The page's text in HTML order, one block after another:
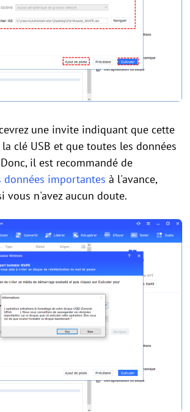
une invite indiquant que cette
clé USB et que toutes les données
il est recommandé de
données importantes à l'avance,
vous n'avez aucun doute.